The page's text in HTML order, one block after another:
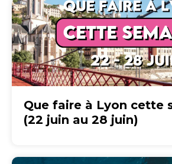
Que faire à Lyon cette
(22 juin au 28 juin)